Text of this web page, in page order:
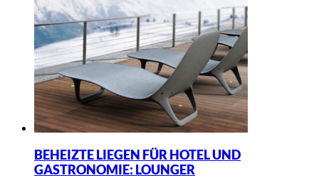
BEHEIZTE LIEGEN FÜR HOTEL UND
GASTRONOMIE: LOUNGER